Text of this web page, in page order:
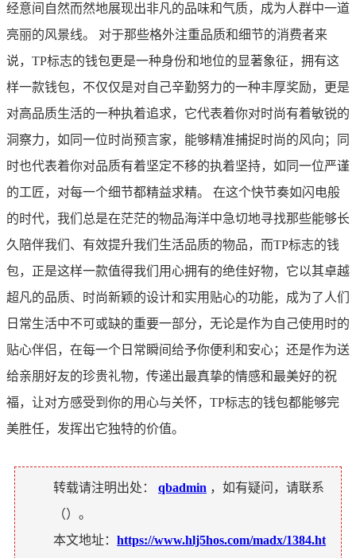
经意间自然而然地展现出非凡的品味和气质，成为人群中一道
亮丽的风景线。 对于那些格外注重品质和细节的消费者来
说，TP标志的钱包更是一种身份和地位的显著象征，拥有这
样一款钱包，不仅仅是对自己辛勤努力的一种丰厚奖励，更是
对高品质生活的一种执着追求，它代表着你对时尚有着敏锐的
洞察力，如同一位时尚预言家，能够精准捕捉时尚的风向；同
时也代表着你对品质有着坚定不移的执着坚持，如同一位严谨
的工匠，对每一个细节都精益求精。 在这个快节奏如闪电般
的时代，我们总是在茫茫的物品海洋中急切地寻找那些能够长
久陪伴我们、有效提升我们生活品质的物品，而TP标志的钱
包，正是这样一款值得我们用心拥有的绝佳好物，它以其卓越
超凡的品质、时尚新颖的设计和实用贴心的功能，成为了人们
日常生活中不可或缺的重要一部分，无论是作为自己使用时的
贴心伴侣，在每一个日常瞬间给予你便利和安心；还是作为送
给亲朋好友的珍贵礼物，传递出最真挚的情感和最美好的祝
福，让对方感受到你的用心与关怀，TP标志的钱包都能够完
美胜任，发挥出它独特的价值。
转载请注明出处： qbadmin ，如有疑问，请联系
（）。
本文地址： https://www.hlj5hos.com/madx/1384.ht